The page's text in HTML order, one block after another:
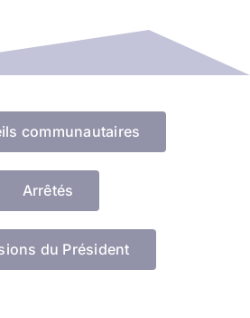
communautaires
Arrêtés
du Président